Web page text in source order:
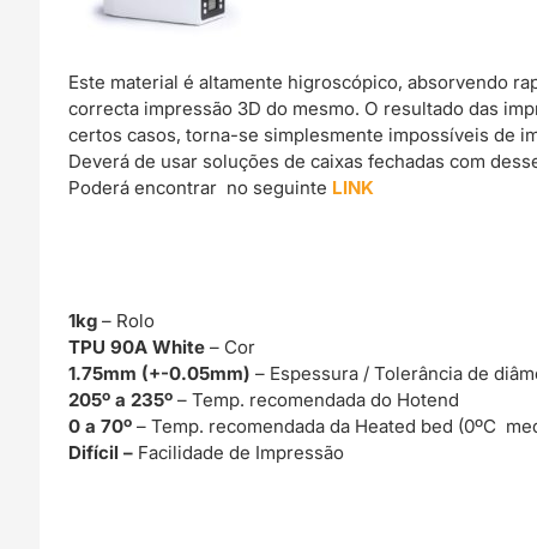
Este material é altamente higroscópico, absorvendo
correcta impressão 3D do mesmo. O resultado das
certos casos, torna-se simplesmente impossíveis de
Deverá de usar soluções de caixas fechadas com
Poderá encontrar no seguinte LINK
1kg – Rolo
TPU 90A White– Cor
1.75mm (+-0.05mm)– Espessura / Tolerância de
205º a 235º– Temp. recomendada do Hotend
0 a 70º– Temp. recomendada da Heated bed (0ºC
Difícil – Facilidade de Impressão